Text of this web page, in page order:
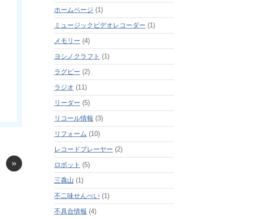
»
ホームページ (1)
ミュージックビデオレコーダー (1)
メモリー (4)
ヨシノクラフト (1)
ラグビー (2)
ラジオ (11)
リーダー (5)
リコール情報 (3)
リフォーム (10)
レコードプレーヤー (2)
ロボット (5)
三毳山 (1)
不二味せんべい(1)
不具合情報 (4)